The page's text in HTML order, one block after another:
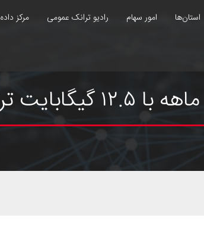
استان‌ها امور سهام رادیو ترانک عمومی مرکز داده